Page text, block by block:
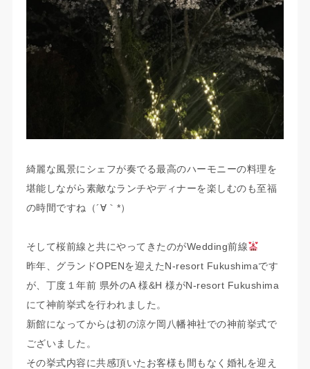
綺麗な風景にシェフが奏でる最高のハーモニーの料理を
堪能しながら素敵なランチやディナーを楽しむのも至福
の時間ですね（´∀｀*）
そして桜前線と共にやってきたのがWedding前線
昨年、グランドOPENを迎えたN-resort Fukushimaです
が、丁度１年前 県外のA 様&H 様がN-resort Fukushima
にて神前挙式を行われました。
新館になってからは初の涼ケ岡八幡神社での神前挙式で
ございました。
その挙式内容に共感頂いたお客様も間もなく婚礼を迎え